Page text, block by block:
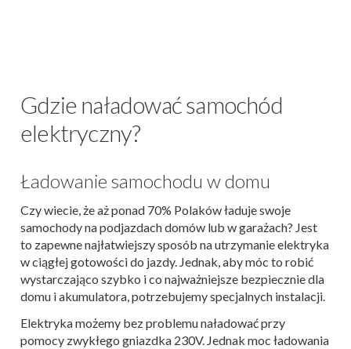
Gdzie naładować samochód
elektryczny?
Ładowanie samochodu w domu
Czy wiecie, że aż ponad 70% Polaków ładuje swoje
samochody na podjazdach domów lub w garażach? Jest
to zapewne najłatwiejszy sposób na utrzymanie elektryka
w ciągłej gotowości do jazdy. Jednak, aby móc to robić
wystarczająco szybko i co najważniejsze bezpiecznie dla
domu i akumulatora, potrzebujemy specjalnych instalacji.
Elektryka możemy bez problemu naładować przy
pomocy zwykłego gniazdka 230V. Jednak moc ładowania